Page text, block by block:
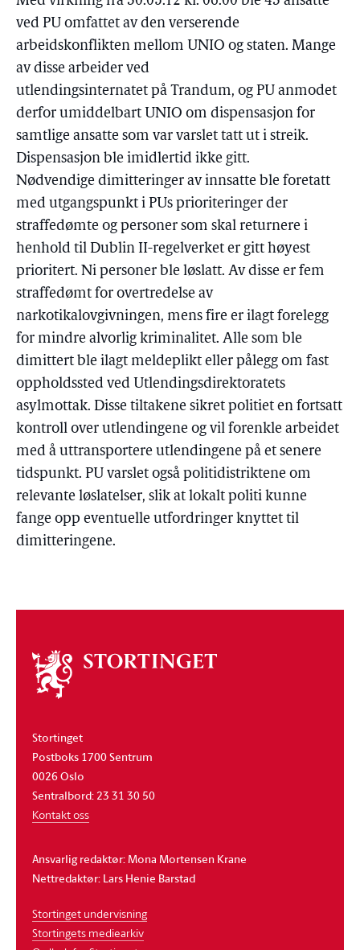
ved PU omfattet av den verserende
arbeidskonflikten mellom UNIO og staten. Mange
av disse arbeider ved
utlendingsinternatet på Trandum, og PU anmodet
derfor umiddelbart UNIO om dispensasjon for
samtlige ansatte som var varslet tatt ut i streik.
Dispensasjon ble imidlertid ikke gitt.
Nødvendige dimitteringer av innsatte ble foretatt
med utgangspunkt i PUs prioriteringer der
straffedømte og personer som skal returnere i
henhold til Dublin II-regelverket er gitt høyest
prioritert. Ni personer ble løslatt. Av disse er fem
straffedømt for overtredelse av
narkotikalovgivningen, mens fire er ilagt forelegg
for mindre alvorlig kriminalitet. Alle som ble
dimittert ble ilagt meldeplikt eller pålegg om fast
oppholdssted ved Utlendingsdirektoratets
asylmottak. Disse tiltakene sikret politiet en fortsatt
kontroll over utlendingene og vil forenkle arbeidet
med å uttransportere utlendingene på et senere
tidspunkt. PU varslet også politidistriktene om
relevante løslatelser, slik at lokalt politi kunne
fange opp eventuelle utfordringer knyttet til
dimitteringene.
Om
stortinget
Stortinget
Postboks 1700 Sentrum
0026 Oslo
Sentralbord: 23 31 30 50
Kontakt oss
Ansvarlig redaktør: Mona Mortensen Krane
Nettredaktør: Lars Henie Barstad
Stortinget undervisning
Stortingets mediearkiv